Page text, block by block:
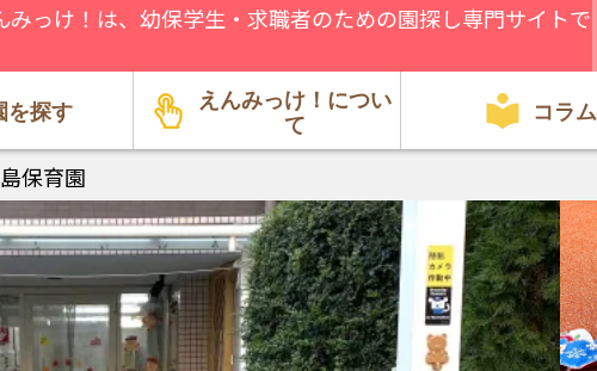
みっけ！は、幼保学生・求職者のための園探し専門サイトで
を探す
えんみっけ！につい
て
コラム
保育園